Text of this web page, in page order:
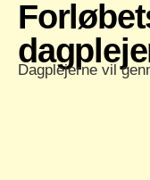
Dagplejerne vil